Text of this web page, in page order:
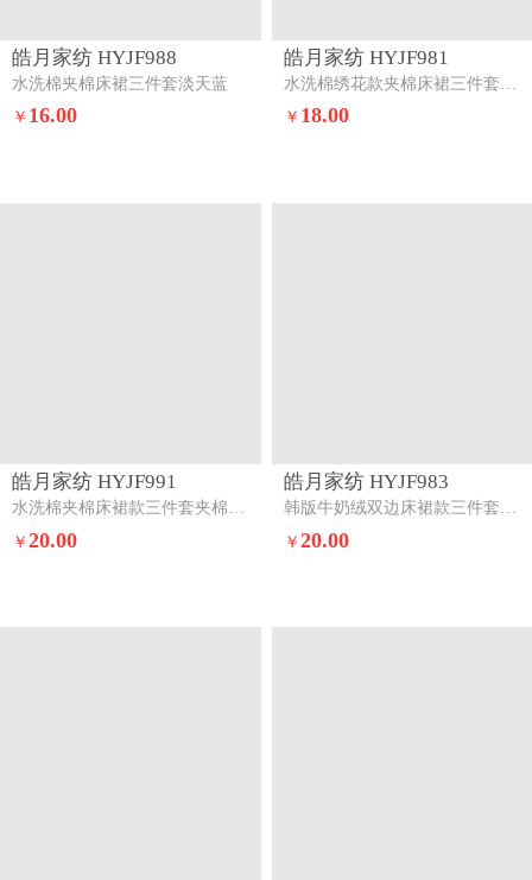
皓月家纺 HYJF988
水洗棉夹棉床裙三件套淡天蓝
￥ 16.00
皓月家纺 HYJF981
水洗棉绣花款夹棉床裙三件套星星月亮-桃粉
￥ 18.00
皓月家纺 HYJF991
水洗棉夹棉床裙款三件套夹棉-花恋
￥20.00
皓月家纺 HYJF983
韩版牛奶绒双边床裙款三件套蛋糕派对
￥ 20.00